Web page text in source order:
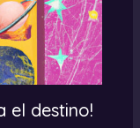
el destino!